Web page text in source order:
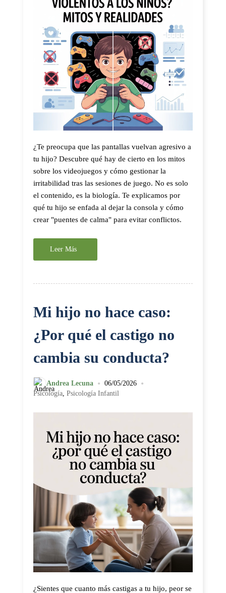
¿Te preocupa que las pantallas vuelvan agresivo a
tu hijo? Descubre qué hay de cierto en los mitos
sobre los videojuegos y cómo gestionar la
irritabilidad tras las sesiones de juego. No es solo
el contenido, es la biología. Te explicamos por
qué tu hijo se enfada al dejar la consola y cómo
crear "puentes de calma" para evitar conflictos.
Leer Más
Mi hijo no hace caso:
¿Por qué el castigo no
cambia su conducta?
Andrea Lecuna • 06/05/2026 •
Psicología, Psicología Infantil
¿Sientes que cuanto más castigas a tu hijo, peor se